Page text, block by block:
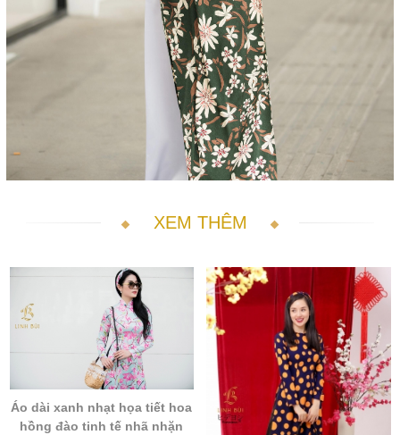
XEM THÊM
Áo dài xanh nhạt họa tiết hoa
hồng đào tinh tế nhã nhặn